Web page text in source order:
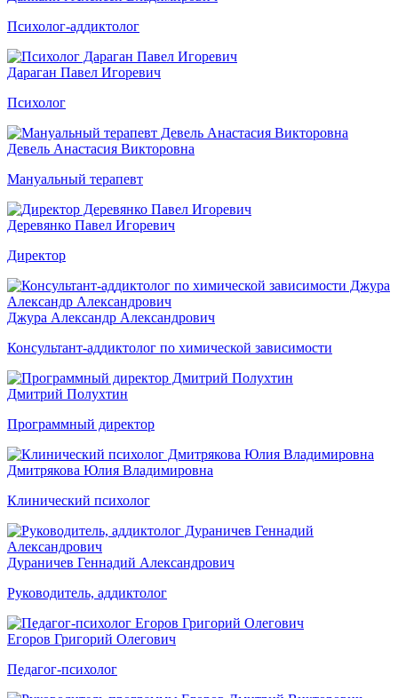
Психолог-аддиктолог
Дараган Павел Игоревич
Психолог
Девель Анастасия Викторовна
Мануальный терапевт
Деревянко Павел Игоревич
Директор
Джура Александр Александрович
Консультант-аддиктолог по химической зависимости
Дмитрий Полухтин
Программный директор
Дмитрякова Юлия Владимировна
Клинический психолог
Дураничев Геннадий Александрович
Руководитель, аддиктолог
Егоров Григорий Олегович
Педагог-психолог